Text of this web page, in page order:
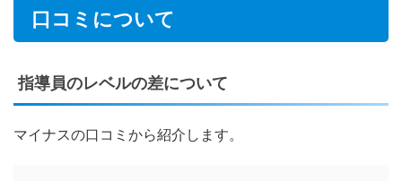
口コミについて
指導員のレベルの差について
マイナスの口コミから紹介します。